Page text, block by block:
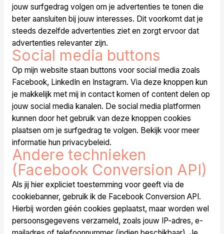
jouw surfgedrag volgen om je advertenties te tonen die
beter aansluiten bij jouw interesses. Dit voorkomt dat je
steeds dezelfde advertenties ziet en zorgt ervoor dat
advertenties relevanter zijn.
Social media buttons
Op mijn website staan buttons voor social media zoals
Facebook, LinkedIn en Instagram. Via deze knoppen kun
je makkelijk met mij in contact komen of content delen op
jouw social media kanalen. De social media platformen
kunnen door het gebruik van deze knoppen cookies
plaatsen om je surfgedrag te volgen. Bekijk voor meer
informatie hun privacybeleid.
Andere technieken
(Facebook Conversion API)
Als jij hier expliciet toestemming voor geeft via de
cookiebanner, gebruik ik de Facebook Conversion API.
Hierbij worden géén cookies geplaatst, maar worden wel
persoonsgegevens verzameld, zoals jouw IP-adres, e-